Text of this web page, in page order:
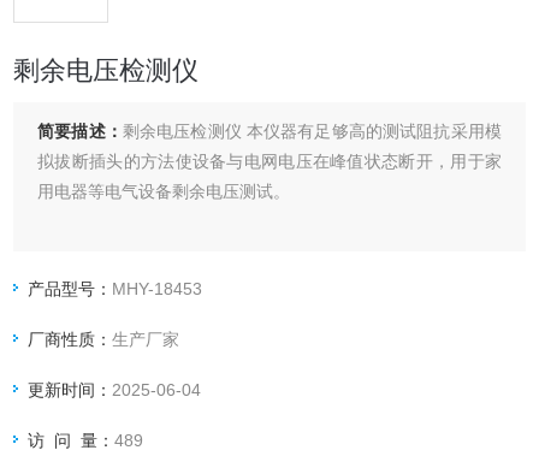
剩余电压检测仪
简要描述： 剩余电压检测仪 本仪器有足够高的测试阻抗采用模
拟拔断插头的方法使设备与电网电压在峰值状态断开，用于家
用电器等电气设备剩余电压测试。
产品型号： MHY-18453
厂商性质：生产厂家
更新时间： 2025-06-04
访 问 量：489